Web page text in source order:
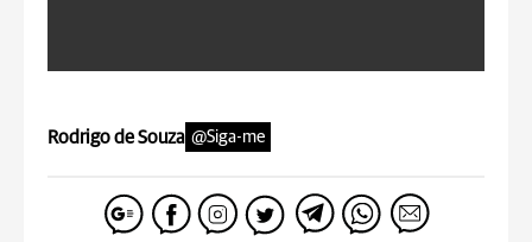
Rodrigo de Souza @Siga-me